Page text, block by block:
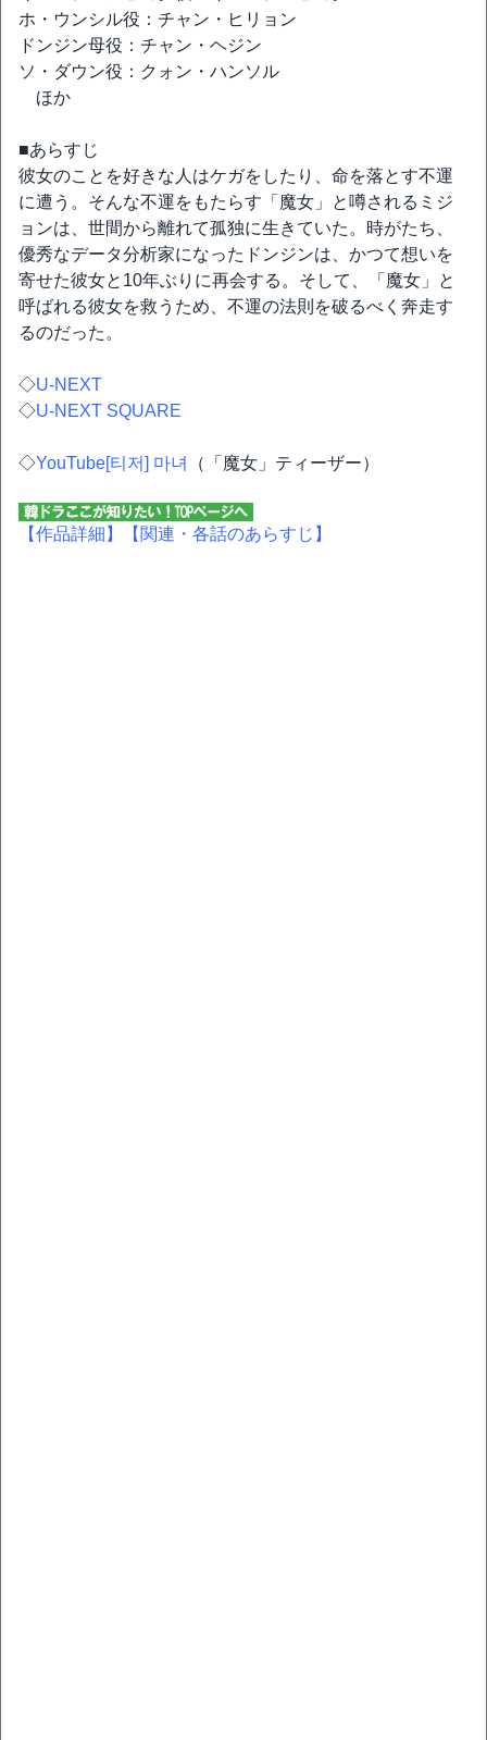
ホ・ウンシル役：チャン・ヒリョン
ドンジン母役：チャン・ヘジン
ソ・ダウン役：クォン・ハンソル
ほか
■あらすじ
彼女のことを好きな人はケガをしたり、命を落とす不運
に遭う。そんな不運をもたらす「魔女」と噂されるミジ
ョンは、世間から離れて孤独に生きていた。時がたち、
優秀なデータ分析家になったドンジンは、かつて想いを
寄せた彼女と10年ぶりに再会する。そして、「魔女」と
呼ばれる彼女を救うため、不運の法則を破るべく奔走す
るのだった。
◇U-NEXT
◇U-NEXT SQUARE
◇YouTube[티저] 마녀 （「魔女」ティーザー）
【作品詳細】 【関連・各話のあらすじ】